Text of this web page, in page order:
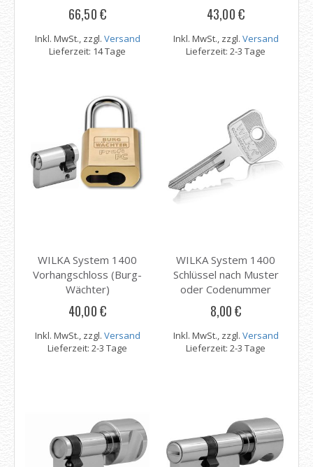
66,50 €
Inkl. MwSt., zzgl. Versand
Lieferzeit: 14 Tage
43,00 €
Inkl. MwSt., zzgl. Versand
Lieferzeit: 2-3 Tage
WILKA System 1400
Vorhangschloss (Burg-
Wächter)
40,00 €
Inkl. MwSt., zzgl. Versand
Lieferzeit: 2-3 Tage
WILKA System 1400
Schlüssel nach Muster
oder Codenummer
8,00 €
Inkl. MwSt., zzgl. Versand
Lieferzeit: 2-3 Tage